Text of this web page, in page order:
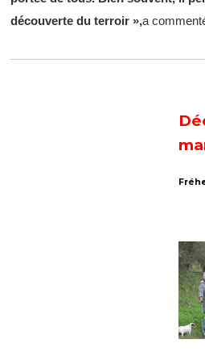
découverte du terroir »,a